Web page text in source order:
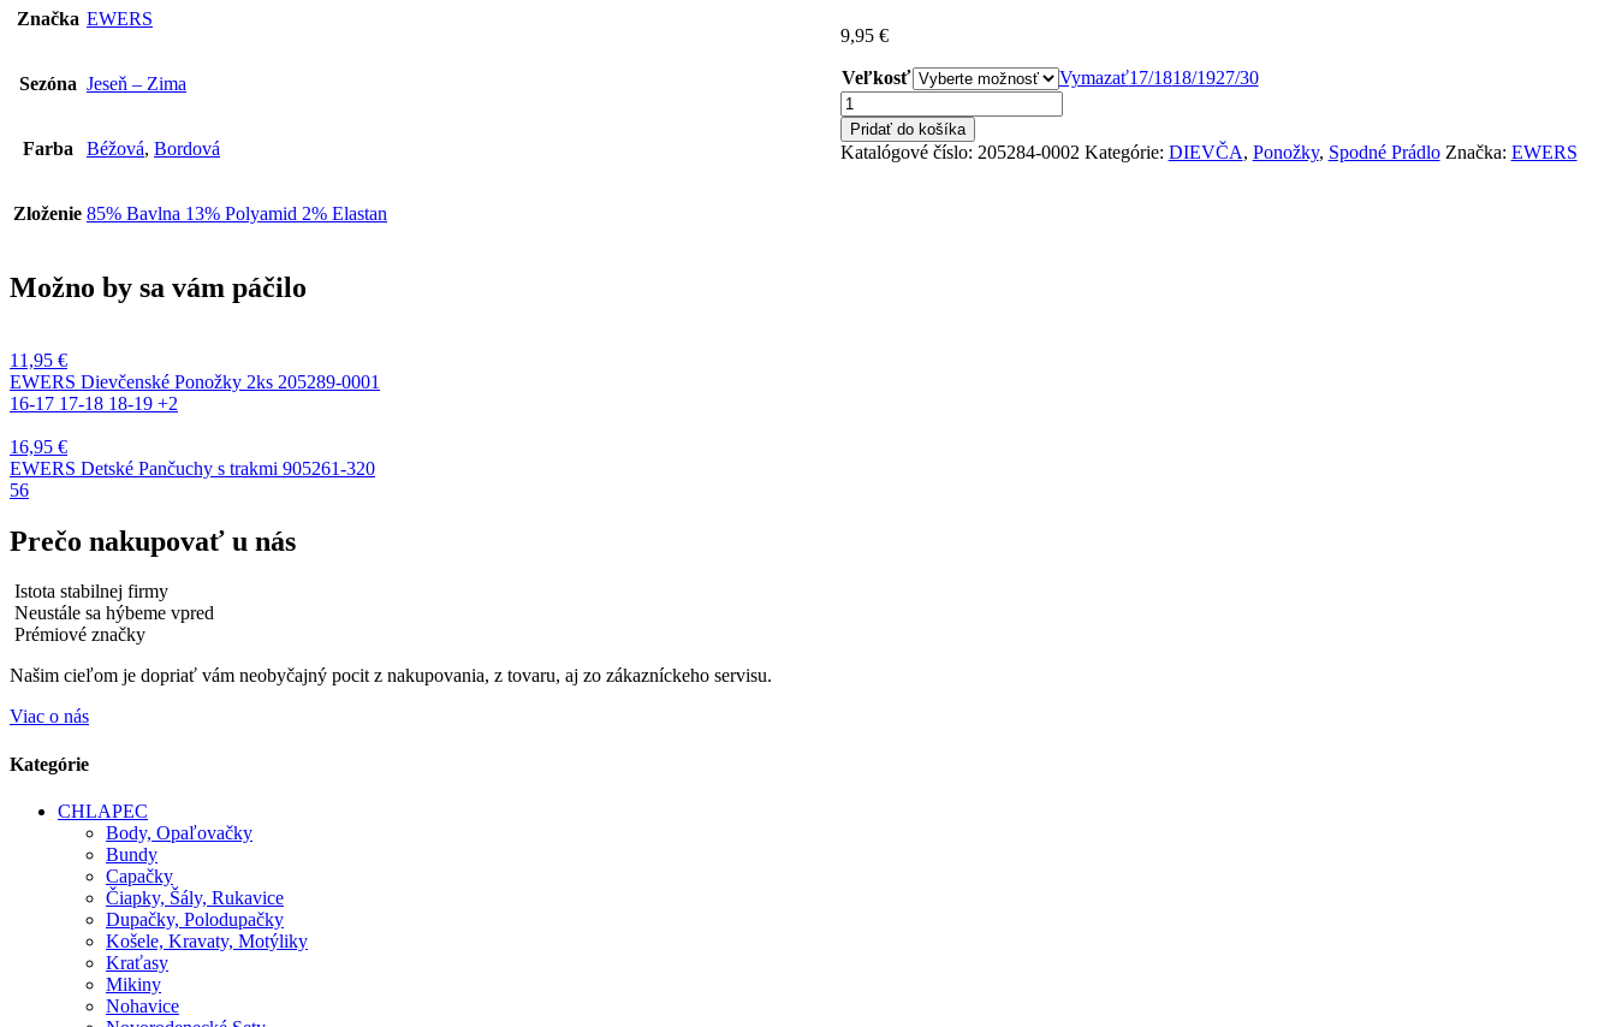
9,95 €
Veľkosť Vymazať17/1818/1927/30
množstvo
EWERS
Dievčenské
Ponožky
Pridať do košíka
Katalógové číslo: 205284-0002 Kategórie: DIEVČA, Ponožky, Spodné Prádlo Značka: EWERS
Značka EWERS
Sezóna Jeseň – Zima
Farba Béžová, Bordová
Zloženie 85% Bavlna 13% Polyamid 2% Elastan
Možno by sa vám páčilo
11,95 €
EWERS Dievčenské Ponožky 2ks 205289-0001
16-17 17-18 18-19 +2
16,95 €
EWERS Detské Pančuchy s trakmi 905261-320
56
Prečo nakupovať u nás
Istota stabilnej firmy
Neustále sa hýbeme vpred
Prémiové značky
Našim cieľom je dopriať vám neobyčajný pocit z nakupovania, z tovaru, aj zo zákazníckeho servisu.
Viac o nás
Kategórie
CHLAPEC
Body, Opaľovačky
Bundy
Capačky
Čiapky, Šály, Rukavice
Dupačky, Polodupačky
Košele, Kravaty, Motýliky
Kraťasy
Mikiny
Nohavice